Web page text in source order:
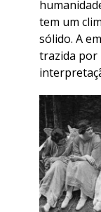
tem um
sólido. A
trazida por